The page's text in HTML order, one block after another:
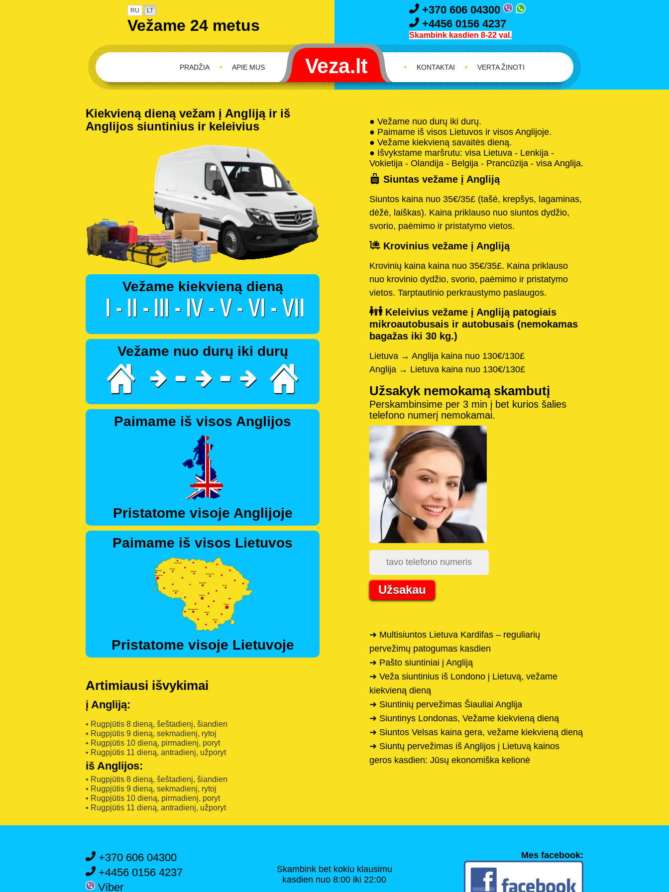
RU LT
Vežame 24 metus
+370 606 04300
+4456 0156 4237
Skambink kasdien 8-22 val.
APIE MUS
•
PRADŽIA • KONTAKTAI • VERTA ŽINOTI
Kiekvieną dieną vežam į Angliją ir iš
Anglijos siuntinius ir keleivius
Vežame kiekvieną dieną
Vežame nuo durų iki durų
Paimame iš visos Anglijos
Pristatome visoje Anglijoje
Paimame iš visos Lietuvos
Pristatome visoje Lietuvoje
Artimiausi išvykimai
į Angliją:
• Rugpjūtis 8 dieną, šeštadienį, šiandien
• Rugpjūtis 9 dieną, sekmadienį, rytoj
• Rugpjūtis 10 dieną, pirmadienį, poryt
• Rugpjūtis 11 dieną, antradienį, užporyt
iš Anglijos:
• Rugpjūtis 8 dieną, šeštadienį, šiandien
• Rugpjūtis 9 dieną, sekmadienį, rytoj
• Rugpjūtis 10 dieną, pirmadienį, poryt
• Rugpjūtis 11 dieną, antradienį, užporyt
● Vežame nuo durų iki durų.
● Paimame iš visos Lietuvos ir visos Anglijoje.
● Vežame kiekvieną savaitės dieną.
● Išvykstame maršrutu: visa Lietuva - Lenkija -
Vokietija - Olandija - Belgija - Prancūzija - visa Anglija.
Siuntas vežame į Angliją
Siuntos kaina nuo 35€/35£ (tašė, krepšys, lagaminas,
dėžė, laiškas). Kaina priklauso nuo siuntos dydžio,
svorio, paėmimo ir pristatymo vietos.
Krovinius vežame į Angliją
Krovinių kaina kaina nuo 35€/35£. Kaina priklauso
nuo krovinio dydžio, svorio, paėmimo ir pristatymo
vietos. Tarptautinio perkraustymo paslaugos.
Keleivius vežame į Angliją patogiais
mikroautobusais ir autobusais (nemokamas
bagažas iki 30 kg.)
Lietuva → Anglija kaina nuo 130€/130£
Anglija → Lietuva kaina nuo 130€/130£
Užsakyk nemokamą skambutį
Perskambinsime per 3 min į bet kurios šalies
telefono numerį nemokamai.
Užsakau
➜ Multisiuntos Lietuva Kardifas – reguliarių
pervežimų patogumas kasdien
➜ Pašto siuntiniai į Angliją
➜ Veža siuntinius iš Londono į Lietuvą, vežame
kiekvieną dieną
➜ Siuntinių pervežimas Šiauliai Anglija
➜ Siuntinys Londonas, Vežame kiekvieną dieną
➜ Siuntos Velsas kaina gera, vežame kiekvieną dieną
➜ Siuntų pervežimas iš Anglijos į Lietuvą kainos
geros kasdien: Jūsų ekonomiška kelionė
+370 606 04300
+4456 0156 4237
Viber
Skambink bet kokiu klausimu
kasdien nuo 8:00 iki 22:00
Mes facebook: